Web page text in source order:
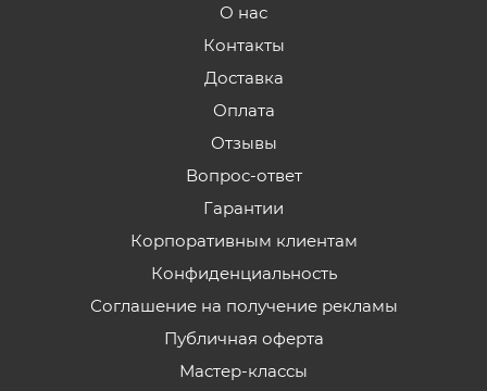
О нас
Контакты
Доставка
Оплата
Отзывы
Вопрос-ответ
Гарантии
Корпоративным клиентам
Конфиденциальность
Соглашение на получение рекламы
Публичная оферта
Мастер-классы